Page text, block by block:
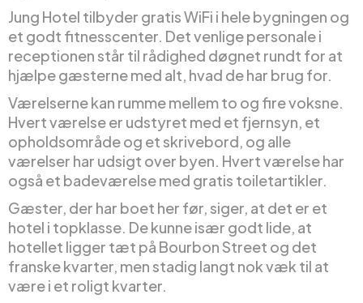
Jung Hotel tilbyder gratis WiFi i hele bygningen og
et godt fitnesscenter. Det venlige personale i
receptionen står til rådighed døgnet rundt for at
hjælpe gæsterne med alt, hvad de har brug for.
Værelserne kan rumme mellem to og fire voksne.
Hvert værelse er udstyret med et fjernsyn, et
opholdsområde og et skrivebord, og alle
værelser har udsigt over byen. Hvert værelse har
også et badeværelse med gratis toiletartikler.
Gæster, der har boet her før, siger, at det er et
hotel i topklasse. De kunne især godt lide, at
hotellet ligger tæt på Bourbon Street og det
franske kvarter, men stadig langt nok væk til at
være i et roligt kvarter.